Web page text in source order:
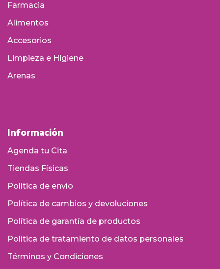
Farmacia
Alimentos
Accesorios
Limpieza e Higiene
Arenas
Información
Agenda tu Cita
Tiendas Físicas
Política de envío
Política de cambios y devoluciones
Política de garantía de productos
Política de tratamiento de datos personales
Términos y Condiciones